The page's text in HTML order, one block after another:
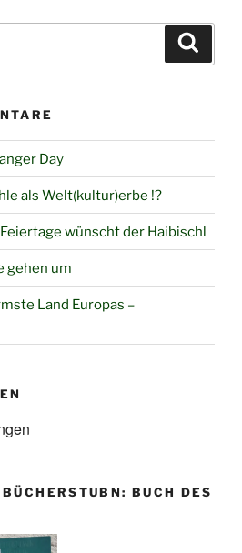
Day
als Welt(kultur)erbe !?
wünscht der Haibischl
gehen um
Land Europas –
BUCH DES